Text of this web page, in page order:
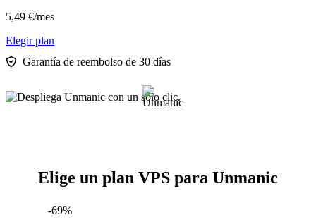
5,49 €/mes
Elegir plan
Garantía de reembolso de 30 días
Elige un plan VPS para Unmanic
-69%